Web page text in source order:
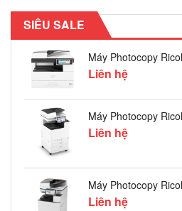
SIÊU SALE
Máy Photocopy
Liên hệ
Máy Photocopy
Liên hệ
Máy Photocopy
Liên hệ